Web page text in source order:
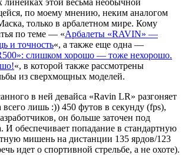
по моему мнению, неким аналогом
только в арбалетном мире. Кому
по теме — «Арбалеты «RAVIN» —
и точность«, а также еще одна —
слишком хорошо — тоже нехорошо.
«, в которой также рассмотрены
из сверхмощных моделей.
в ней девайса «Ravin LR» разгоняет
всего лишь :)) 450 футов в секунду (fps),
он больше заточен под
И обеспечивает попадание в стандартную
мишень на дистанции 135 ярдов/123
идет о спортивной стрельбе, а не охоте).